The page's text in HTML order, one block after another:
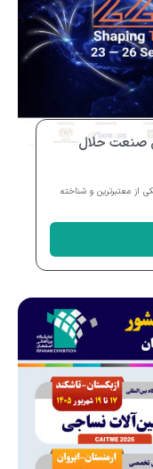
صنعت حلال
از معتبرترین و شناخته